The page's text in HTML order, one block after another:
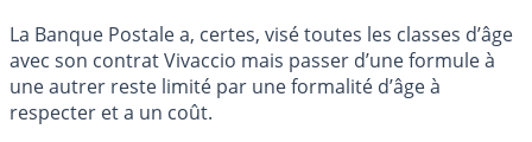
La Banque Postale a, certes, visé toutes les classes d’âge
avec son contrat Vivaccio mais passer d’une formule à
une autrer reste limité par une formalité d’âge à
respecter et a un coût.